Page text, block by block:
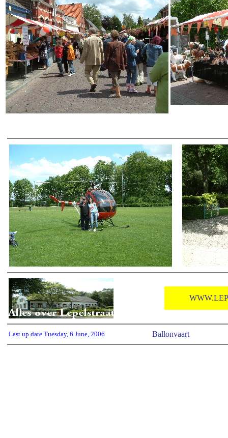
Last up date Tuesday, 6 June, 2006 Ballonvaart